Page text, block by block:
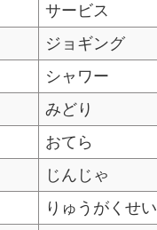
サービス
ジョギング
シャワー
みどり
おてら
じんじゃ
りゅうがくせい